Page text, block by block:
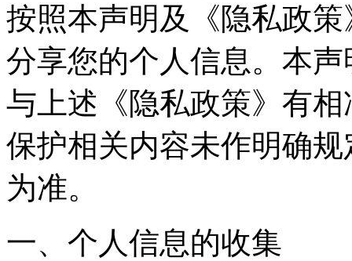
按照本声明及《隐私政
分享您的个人信息。本
与上述《隐私政策》有
保护相关内容未作明确
为准。
一、个人信息的收集